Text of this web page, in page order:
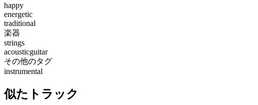
happy
energetic
traditional
楽器
strings
acousticguitar
その他のタグ
instrumental
似たトラック